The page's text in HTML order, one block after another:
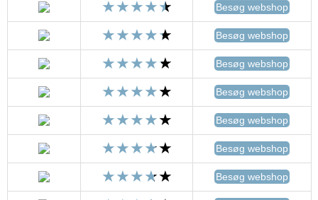
Besøg webshop
Besøg webshop
Besøg webshop
Besøg webshop
Besøg webshop
Besøg webshop
Besøg webshop